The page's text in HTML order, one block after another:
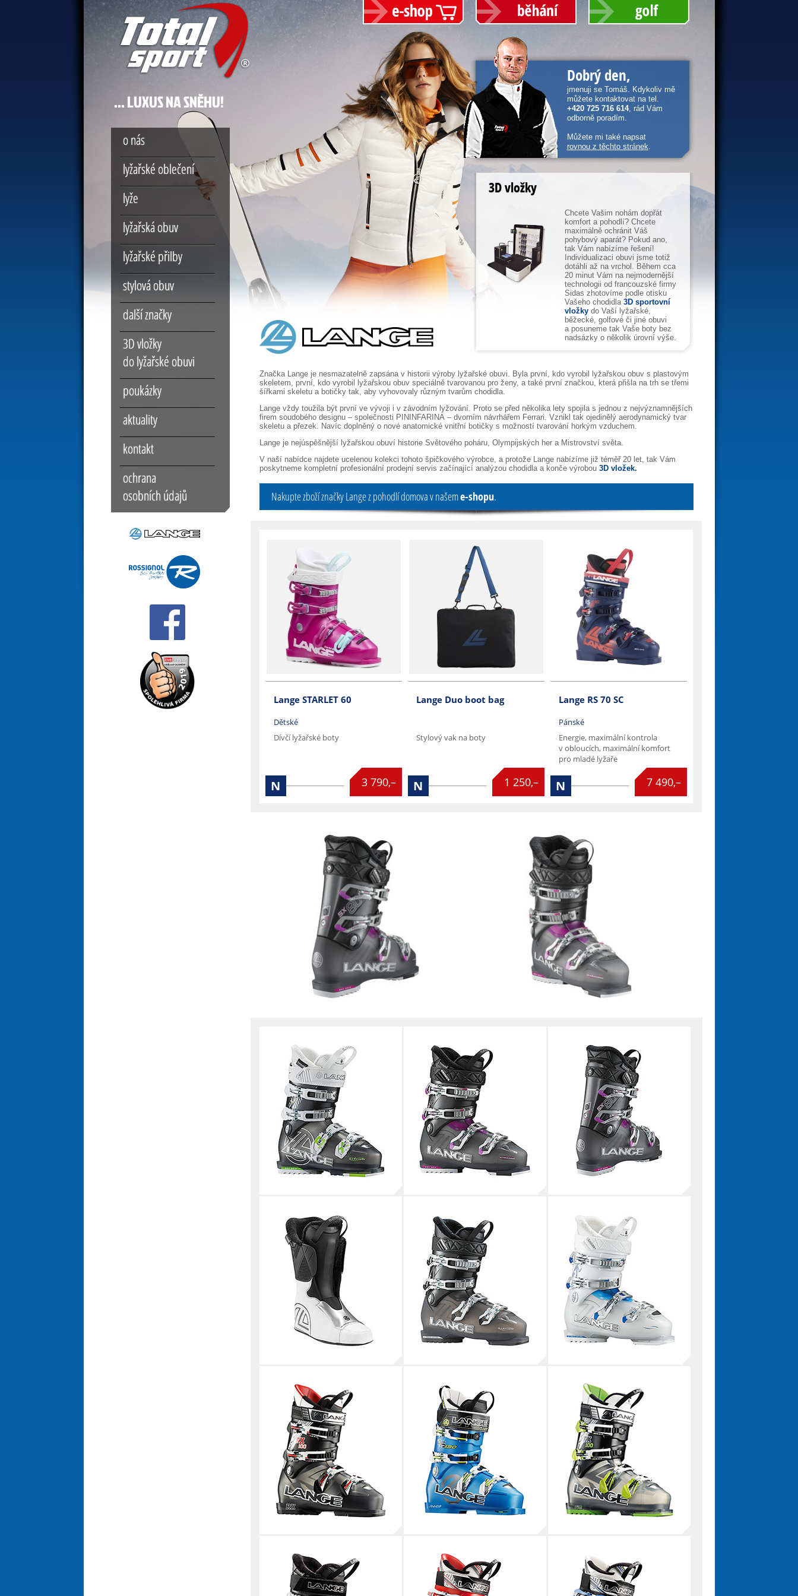
… LUXUS NA SNĚHU!
o nás
lyžařské oblečení
lyže
lyžařská obuv
lyžařské přilby
stylová obuv
další značky
3D vložky
do lyžařské obuvi
poukázky
aktuality
kontakt
ochrana
osobních údajů
Dobrý den,
jmenuji se Tomáš. Kdykoliv mě
můžete kontaktovat na tel.
+420 725 716 614, rád Vám
odborně poradím.
Můžete mi také napsat
rovnou z těchto stránek.
3D vložky
Chcete Vašim nohám dopřát
komfort a pohodlí? Chcete
maximálně ochránit Váš
pohybový aparát? Pokud ano,
tak Vám nabízíme řešení!
Individualizaci obuvi jsme totiž
dotáhli až na vrchol. Během cca
20 minut Vám na nejmodernější
technologii od francouzské firmy
Sidas zhotovíme podle otisku
Vašeho chodidla 3D sportovní
vložkydo Vaší lyžařské,
běžecké, golfové či jiné obuvi
a posuneme tak Vaše boty bez
nadsázky o několik úrovní výše.
Značka Lange je nesmazatelně zapsána v historii výroby lyžařské obuvi. Byla první, kdo vyrobil lyžařskou obuv s plastovým
skeletem, první, kdo vyrobil lyžařskou obuv speciálně tvarovanou pro ženy, a také první značkou, která přišla na trh se třemi
šířkami skeletu a botičky tak, aby vyhovovaly různým tvarům chodidla.
Lange vždy toužila být první ve vývoji i v závodním lyžování. Proto se před několika lety spojila s jednou z nejvýznamnějších
firem soudobého designu – společnosti PININFARINA – dvorním návrhářem Ferrari. Vznikl tak ojedinělý aerodynamický tvar
skeletu a přezek. Navíc doplněný o nové anatomické vnitřní botičky s možností tvarování horkým vzduchem.
Lange je nejúspěšnější lyžařskou obuví historie Světového poháru, Olympijských her a Mistrovství světa.
V naší nabídce najdete ucelenou kolekci tohoto špičkového výrobce, a protože Lange nabízíme již téměř 20 let, tak Vám
poskytneme kompletní profesionální prodejní servis začínající analýzou chodidla a konče výrobou 3D vložek.
Nakupte zboží značky Lange z pohodlí domova v našeme-shopu.
Lange STARLET 60
Dětské
Dívčí lyžařské boty
N

3 790,–
Lange Duo boot bag
Stylový vak na boty
N

1 250,–
Lange RS 70 SC
Pánské
Energie, maximální kontrola
v obloucích, maximální komfort
pro mladé lyžaře
N

7 490,–